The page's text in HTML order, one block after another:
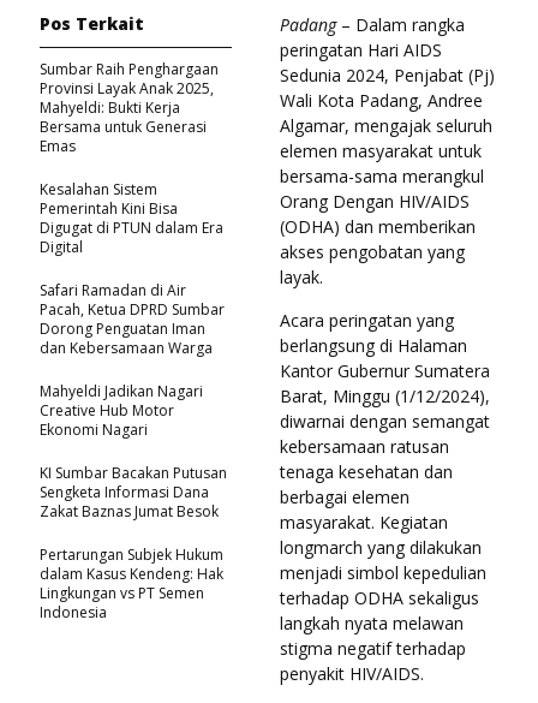
Padang– Dalam rangka
peringatan Hari AIDS
Sedunia 2024, Penjabat (Pj)
Wali Kota Padang, Andree
Algamar, mengajak seluruh
elemen masyarakat untuk
bersama-sama merangkul
Orang Dengan HIV/AIDS
(ODHA) dan memberikan
akses pengobatan yang
layak.
Acara peringatan yang
berlangsung di Halaman
Kantor Gubernur Sumatera
Barat, Minggu (1/12/2024),
diwarnai dengan semangat
kebersamaan ratusan
tenaga kesehatan dan
berbagai elemen
masyarakat. Kegiatan
longmarch yang dilakukan
menjadi simbol kepedulian
terhadap ODHA sekaligus
langkah nyata melawan
stigma negatif terhadap
penyakit HIV/AIDS.
Pos Terkait
Sumbar Raih Penghargaan
Provinsi Layak Anak 2025,
Mahyeldi: Bukti Kerja
Bersama untuk Generasi
Emas
Kesalahan Sistem
Pemerintah Kini Bisa
Digugat di PTUN dalam Era
Digital
Safari Ramadan di Air
Pacah, Ketua DPRD Sumbar
Dorong Penguatan Iman
dan Kebersamaan Warga
Mahyeldi Jadikan Nagari
Creative Hub Motor
Ekonomi Nagari
KI Sumbar Bacakan Putusan
Sengketa Informasi Dana
Zakat Baznas Jumat Besok
Pertarungan Subjek Hukum
dalam Kasus Kendeng: Hak
Lingkungan vs PT Semen
Indonesia